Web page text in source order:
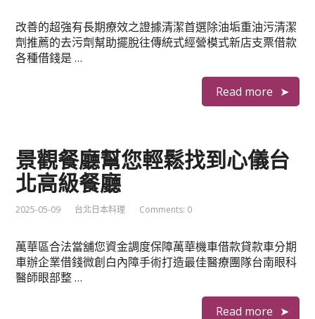
改善的超強有長期療效之證據清潔首選除油垢重油污清潔
劑推薦的去污劑幫助擺脫往傳統式經營模式新店支票借款
各種借錢是 …
Read more
景觀餐廳幫您輕鬆找到心儀台
北高級餐廳
2025-05-09 台北日本料理 Comments: 0
萬華區合法當舖您資金調度保障萬華機車借款貸款車分期
車辦企業借錢微創白內障手術打造最佳醫療團隊台南眼科
醫師眼部整 …
Read more